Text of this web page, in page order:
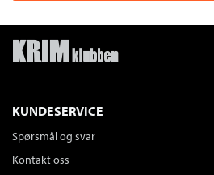
KUNDESERVICE
Spørsmål og svar
Kontakt oss